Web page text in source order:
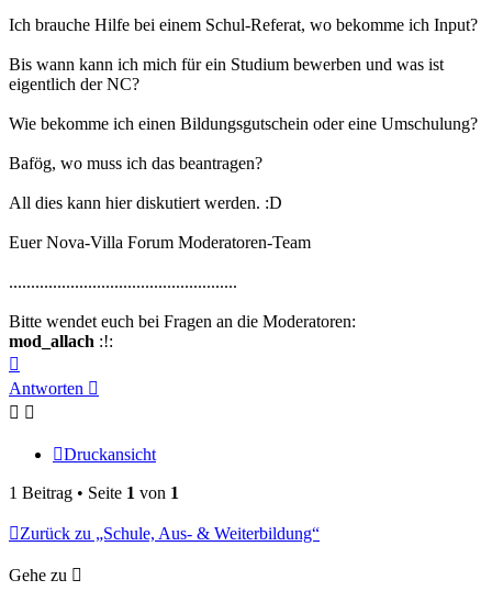
Ich brauche Hilfe bei einem Schul-Referat, wo bekomme ich Input?
Bis wann kann ich mich für ein Studium bewerben und was ist
eigentlich der NC?
Wie bekomme ich einen Bildungsgutschein oder eine Umschulung?
Bafög, wo muss ich das beantragen?
All dies kann hier diskutiert werden. :D
Euer Nova-Villa Forum Moderatoren-Team
....................................................
Bitte wendet euch bei Fragen an die Moderatoren:
mod_allach :!:
oben
Antworten
Druckansicht
1 Beitrag • Seite 1 von 1
Zurück zu „Schule, Aus- & Weiterbildung“
Gehe zu